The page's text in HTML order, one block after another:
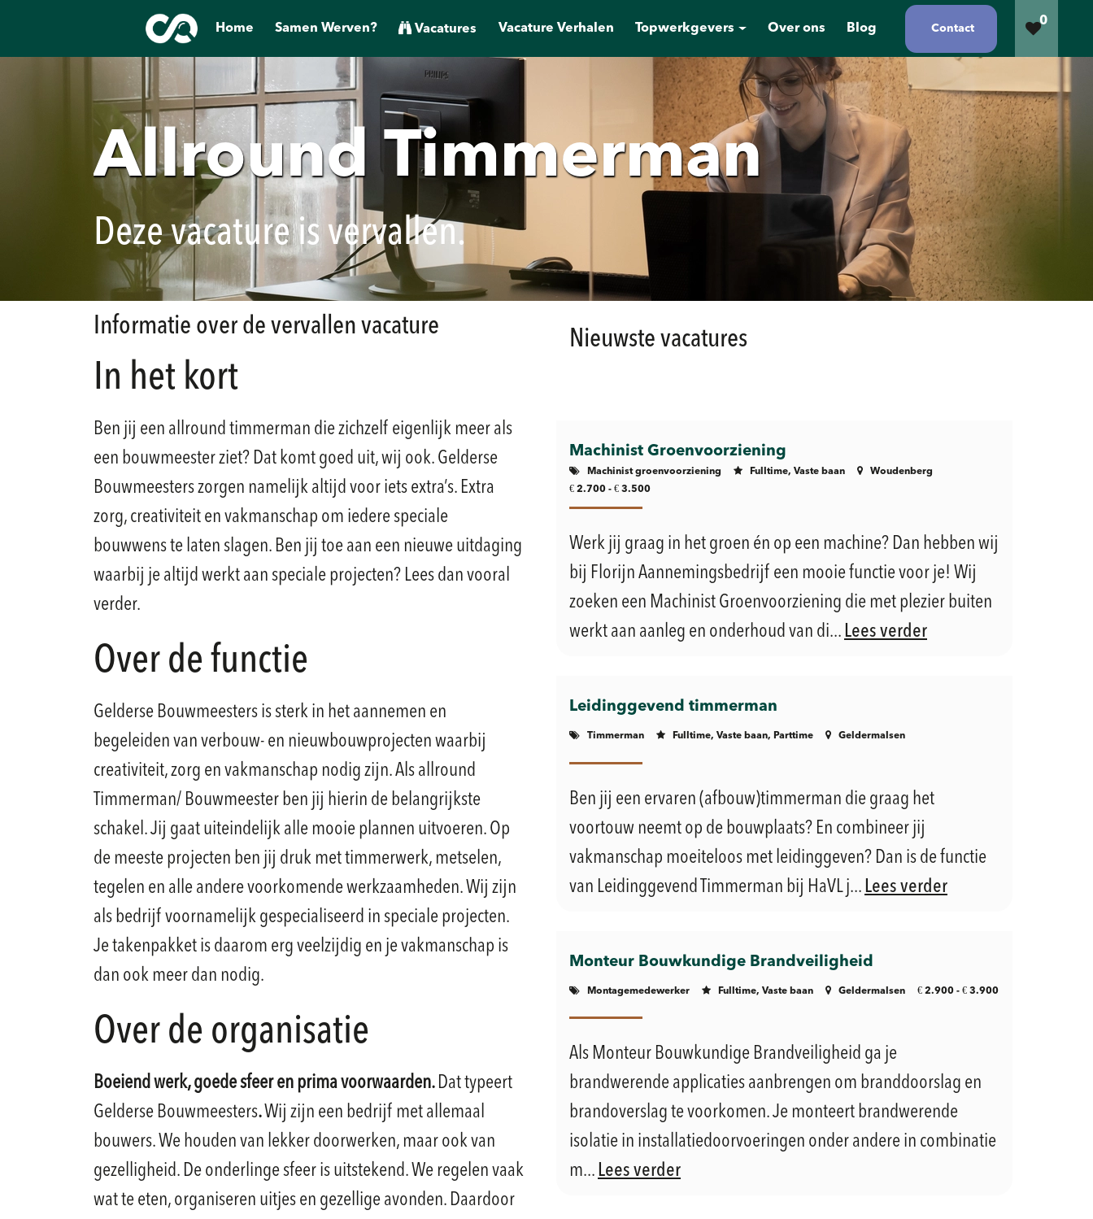
Home Samen Werven? Vacatures Vacature Verhalen Topwerkgevers Over ons Blog Contact
0
Allround Timmerman
Deze vacature is vervallen.
Informatie over de vervallen vacature
In het kort
Ben jij een allround timmerman die zichzelf eigenlijk meer als
een bouwmeester ziet? Dat komt goed uit, wij ook. Gelderse
Bouwmeesters zorgen namelijk altijd voor iets extra’s. Extra
zorg, creativiteit en vakmanschap om iedere speciale
bouwwens te laten slagen. Ben jij toe aan een nieuwe uitdaging
waarbij je altijd werkt aan speciale projecten? Lees dan vooral
verder.
Over de functie
Gelderse Bouwmeesters is sterk in het aannemen en
begeleiden van verbouw- en nieuwbouwprojecten waarbij
creativiteit, zorg en vakmanschap nodig zijn. Als allround
Timmerman/ Bouwmeester ben jij hierin de belangrijkste
schakel. Jij gaat uiteindelijk alle mooie plannen uitvoeren. Op
de meeste projecten ben jij druk met timmerwerk, metselen,
tegelen en alle andere voorkomende werkzaamheden. Wij zijn
als bedrijf voornamelijk gespecialiseerd in speciale projecten.
Je takenpakket is daarom erg veelzijdig en je vakmanschap is
dan ook meer dan nodig.
Over de organisatie
Boeiend werk, goede sfeer en prima voorwaarden. Dat typeert
Gelderse Bouwmeesters.Wij zijn een bedrijf met allemaal
bouwers. We houden van lekker doorwerken, maar ook van
gezelligheid. De onderlinge sfeer is uitstekend. We regelen vaak
wat te eten, organiseren uitjes en gezellige avonden. Daardoor
Nieuwste vacatures
Machinist Groenvoorziening
Machinist groenvoorziening Fulltime, Vaste baan
Woudenberg
€ 2.700 - € 3.500
Werk jij graag in het groen én op een machine? Dan hebben wij
bij Florijn Aannemingsbedrijf een mooie functie voor je! Wij
zoeken een Machinist Groenvoorziening die met plezier buiten
werkt aan aanleg en onderhoud van di... Lees verder
Leidinggevend timmerman
Timmerman Fulltime, Vaste baan, Parttime Geldermalsen
Ben jij een ervaren (afbouw)timmerman die graag het
voortouw neemt op de bouwplaats? En combineer jij
vakmanschap moeiteloos met leidinggeven? Dan is de functie
van Leidinggevend Timmerman bij HaVL j... Lees verder
Monteur Bouwkundige Brandveiligheid
Montagemedewerker Fulltime, Vaste baan Geldermalsen € 2.900 - € 3.900
Als Monteur Bouwkundige Brandveiligheid ga je
brandwerende applicaties aanbrengen om branddoorslag en
brandoverslag te voorkomen. Je monteert brandwerende
isolatie in installatiedoorvoeringen onder andere in combinatie
m... Lees verder